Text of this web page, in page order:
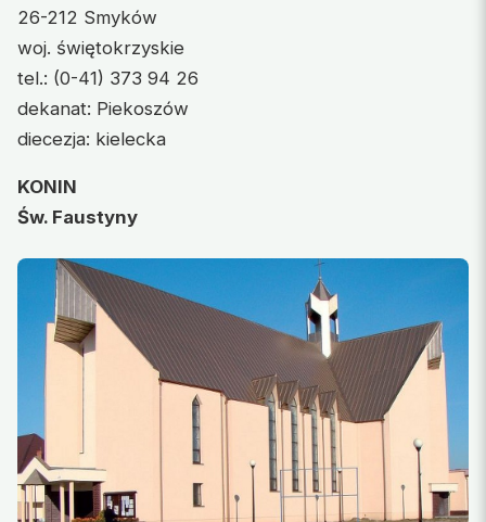
26-212 Smyków
woj. świętokrzyskie
tel.: (0-41) 373 94 26
dekanat: Piekoszów
diecezja: kielecka
KONIN
Św. Faustyny